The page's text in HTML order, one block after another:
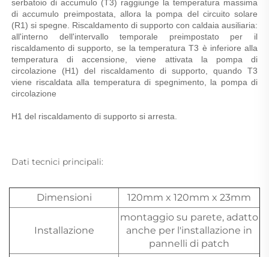
serbatoio di accumulo (T3) raggiunge la temperatura massima
di accumulo preimpostata, allora la pompa del circuito solare
(R1) si spegne. Riscaldamento di supporto con caldaia ausiliaria:
all'interno dell'intervallo temporale preimpostato per il
riscaldamento di supporto, se la temperatura T3 è inferiore alla
temperatura di accensione, viene attivata la pompa di
circolazione (H1) del riscaldamento di supporto, quando T3
viene riscaldata alla temperatura di spegnimento, la pompa di
circolazione
H1 del riscaldamento di supporto si arresta.
Dati tecnici principali:
Dimensioni 120mm x 120mm x 23mm
Installazione
montaggio su parete, adatto
anche per l'installazione in
pannelli di patch